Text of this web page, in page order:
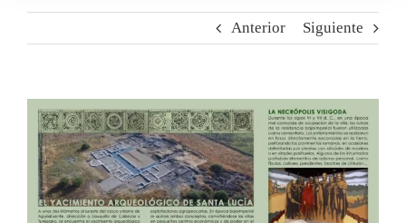
Anterior Siguiente